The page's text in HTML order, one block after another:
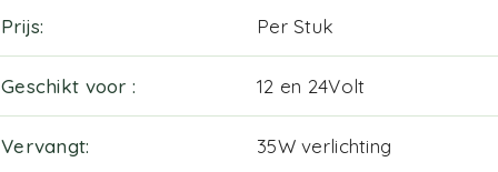
Prijs Per Stuk
Geschikt voor 12 en 24Volt
Vervangt 35W verlichting